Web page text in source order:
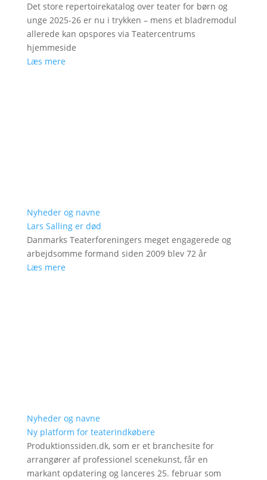
Det store repertoirekatalog over teater for børn og
unge 2025-26 er nu i trykken – mens et bladremodul
allerede kan opspores via Teatercentrums
hjemmeside
Læs mere
Nyheder og navne
Lars Salling er død
Danmarks Teaterforeningers meget engagerede og
arbejdsomme formand siden 2009 blev 72 år
Læs mere
Nyheder og navne
Ny platform for teaterindkøbere
Produktionssiden.dk, som er et branchesite for
arrangører af professionel scenekunst, får en
markant opdatering og lanceres 25. februar som